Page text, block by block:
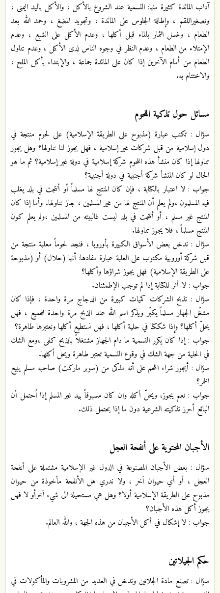
آداب المائدة كثيرة منها: التسمية عند الشروع بالأكل ، والأكل باليد اليمنى ،
وتصغيراللقم ، وإطالة الجلوس على المائدة ، وتجويد المضغ ، وحمد الله بعد
الطعام ، وغسل الثمار بالماء قبل أكلها ، وعدم الأكل على الشبع ، وعدم
الإمتلاء من الطعام ، وعدم النظر في وجوه الناس لدى الأكل ، وعدم تناول
الطعام من أمام الآخرين إذا كان على المائدة جماعة ، والإبتداء بأكل الملح ،
والاختتام به.
مسائل حول تذكية اللحوم
سؤال : تكتب عبارة (مذبوح على الطريقة الإسلامية) على لحوم منتجة في
دول إسلامية من قبل شركات غير إسلامية ، فهل يجوز لنا تناولها؟ وهل يجوز
تناولها إذا كان منشأ هذه اللحوم شركة إسلامية في دولة غير إسلامية؟ ثم ما هو
الحال لو كان المنشأ شركة أجنبية في دولة أجنبية؟
جواب : لا اعتبار بالكتابة ، فإن كان المنتج لها مسلماً أو أنتجت في بلد يغلب
فيه المسلمون ،ولم يعلم أن المنتج لها من غير المسلمين ، جاز تناولها. وأما إذا كان
المنتج غير مسلم ، أو أنتجت في بلد ليست غالبيته من المسلمين ،ولم يعلم كون
المنتج مسلماً ، فلا يجوز تناولها.
سؤال : ندخل بعض الأسواق الكبيرة بأوروبا ، فنجد لحوماً معلبة منتجة من
قبل شركة أوروبية مكتوب على العلبة عبارة مفادها: أنها (حلال) أو (مذبوحة
على الطريقة الإسلامية) فهل يجوز شراؤها وأكلها؟
جواب : لا أثر للكتابة إذا لم توجب الإطمئنان.
سؤال : تذبح الشركات كميات كبيرة من الدجاج مرة واحدة ، فإذا كان
مشغّل الجهاز مسلماً يكبّر ويذكر اسم الله عند الذبح مرة واحدة للجميع ، فهل
يحلّ أكلها؟ وإذا شككنا في حلية أكلها ، فهل نستطيع أكلها ونعتبرها طاهرة؟
جواب : إذا كان يكرر التسمية ما دام الجهاز مشتغلاً بالذبح كفى ،ومع الشك
في الحلية من جهة الشك في وقوع التسمية تعتبر طاهرة ويحل أكلها.
سؤال : أيجوز شراء اللحم على أنه مذكى من (سوبر ماركت) صاحبه مسلم يبيع
الخمر؟
جواب : نعم يجوز، ويحلّ أكله وان كان مسبوقاً بيد غير المسلم إذا اُحتمل أن
البائع أحرز تذكيته الشرعية دون ما إذا يحتمل ذلك.
الأجبان المحتوية على أنفحة العجل
سؤال : بعض الأجبان المصنوعة في الدول غير الإسلامية مشتملة على أنفحة
العجل ، أو أي حيوان اَخر ، ولا ندري هل الأنفحة مأخوذة من حيوان
مذبوح على الطريقة الإسلامية أولا؟ وهل هي مستحيلة الى شيء اَخرأو لا فهل
يجوز أكل هذه الأجبان؟
جواب : لا إشكال في أكل الأجبان من هذه الجهة ، والله العالم.
حكم الجيلاتين
سؤال : تصنع مادة الجلاتين وتدخل في العديد من المشروبات والمأكولات في